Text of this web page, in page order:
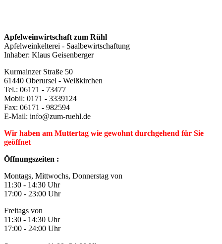
Apfelweinwirtschaft zum Rühl
Apfelweinkelterei - Saalbewirtschaftung
Inhaber: Klaus Geisenberger
Kurmainzer Straße 50
61440 Oberursel - Weißkirchen
Tel.: 06171 - 73477
Mobil: 0171 - 3339124
Fax: 06171 - 982594
E-Mail: info@zum-ruehl.de
Wir haben am Muttertag wie gewohnt durchgehend für Sie
geöffnet
Öffnungszeiten :
Montags, Mittwochs, Donnerstag von
11:30 - 14:30 Uhr
17:00 - 23:00 Uhr
Freitags von
11:30 - 14:30 Uhr
17:00 - 24:00 Uhr